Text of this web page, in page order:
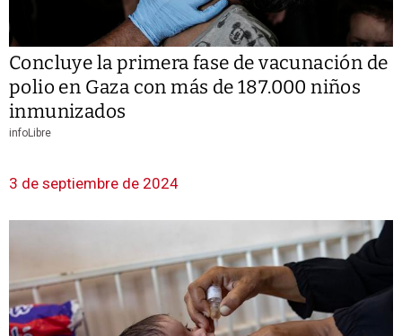
Concluye la primera fase de vacunación de
polio en Gaza con más de 187.000 niños
inmunizados
infoLibre
3 de septiembre de 2024